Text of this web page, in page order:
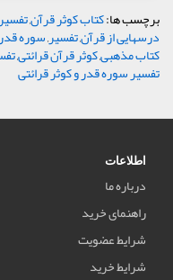
برچسب ها:کتاب کوثر قرآن,
درسهایی از قرآن,تفسیر,سوره
کتاب مذهبی,کوثر قرآن قرائتی,
تفسیر سوره قدر و کوثر قرائتی
اطلاعات
درباره ما
راهنمای خرید
شرایط عضویت
شرایط خرید